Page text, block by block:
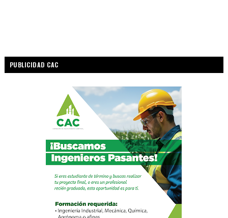
PUBLICIDAD CAC